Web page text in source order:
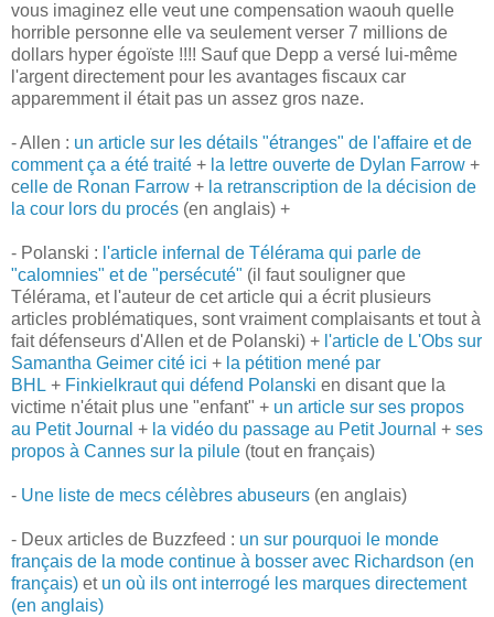
vous imaginez elle veut une compensation waouh quelle
horrible personne elle va seulement verser 7 millions de
dollars hyper égoïste !!!! Sauf que Depp a versé lui-même
l'argent directement pour les avantages fiscaux car
apparemment il était pas un assez gros naze.
- Allen : un article sur les détails "étranges" de l'affaire et de
comment ça a été traité + la lettre ouverte de Dylan Farrow +
celle de Ronan Farrow + la retranscription de la décision de
la cour lors du procés (en anglais) +
- Polanski : l'article infernal de Télérama qui parle de
"calomnies" et de "persécuté" (il faut souligner que
Télérama, et l'auteur de cet article qui a écrit plusieurs
articles problématiques, sont vraiment complaisants et tout à
fait défenseurs d'Allen et de Polanski) + l'article de L'Obs sur
Samantha Geimer cité ici + la pétition mené par
BHL + Finkielkraut qui défend Polanski en disant que la
victime n'était plus une "enfant" + un article sur ses propos
au Petit Journal + la vidéo du passage au Petit Journal + ses
propos à Cannes sur la pilule (tout en français)
- Une liste de mecs célèbres abuseurs (en anglais)
- Deux articles de Buzzfeed : un sur pourquoi le monde
français de la mode continue à bosser avec Richardson (en
français) et un où ils ont interrogé les marques directement
(en anglais)